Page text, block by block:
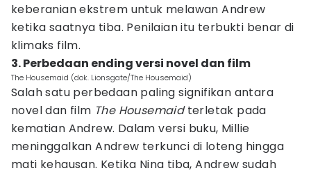
keberanian ekstrem untuk melawan Andrew
ketika saatnya tiba. Penilaian itu terbukti benar di
klimaks film.
3. Perbedaan ending versi novel dan film
The Housemaid (dok. Lionsgate/The Housemaid)
Salah satu perbedaan paling signifikan antara
novel dan film The Housemaidterletak pada
kematian Andrew. Dalam versi buku, Millie
meninggalkan Andrew terkunci di loteng hingga
mati kehausan. Ketika Nina tiba, Andrew sudah